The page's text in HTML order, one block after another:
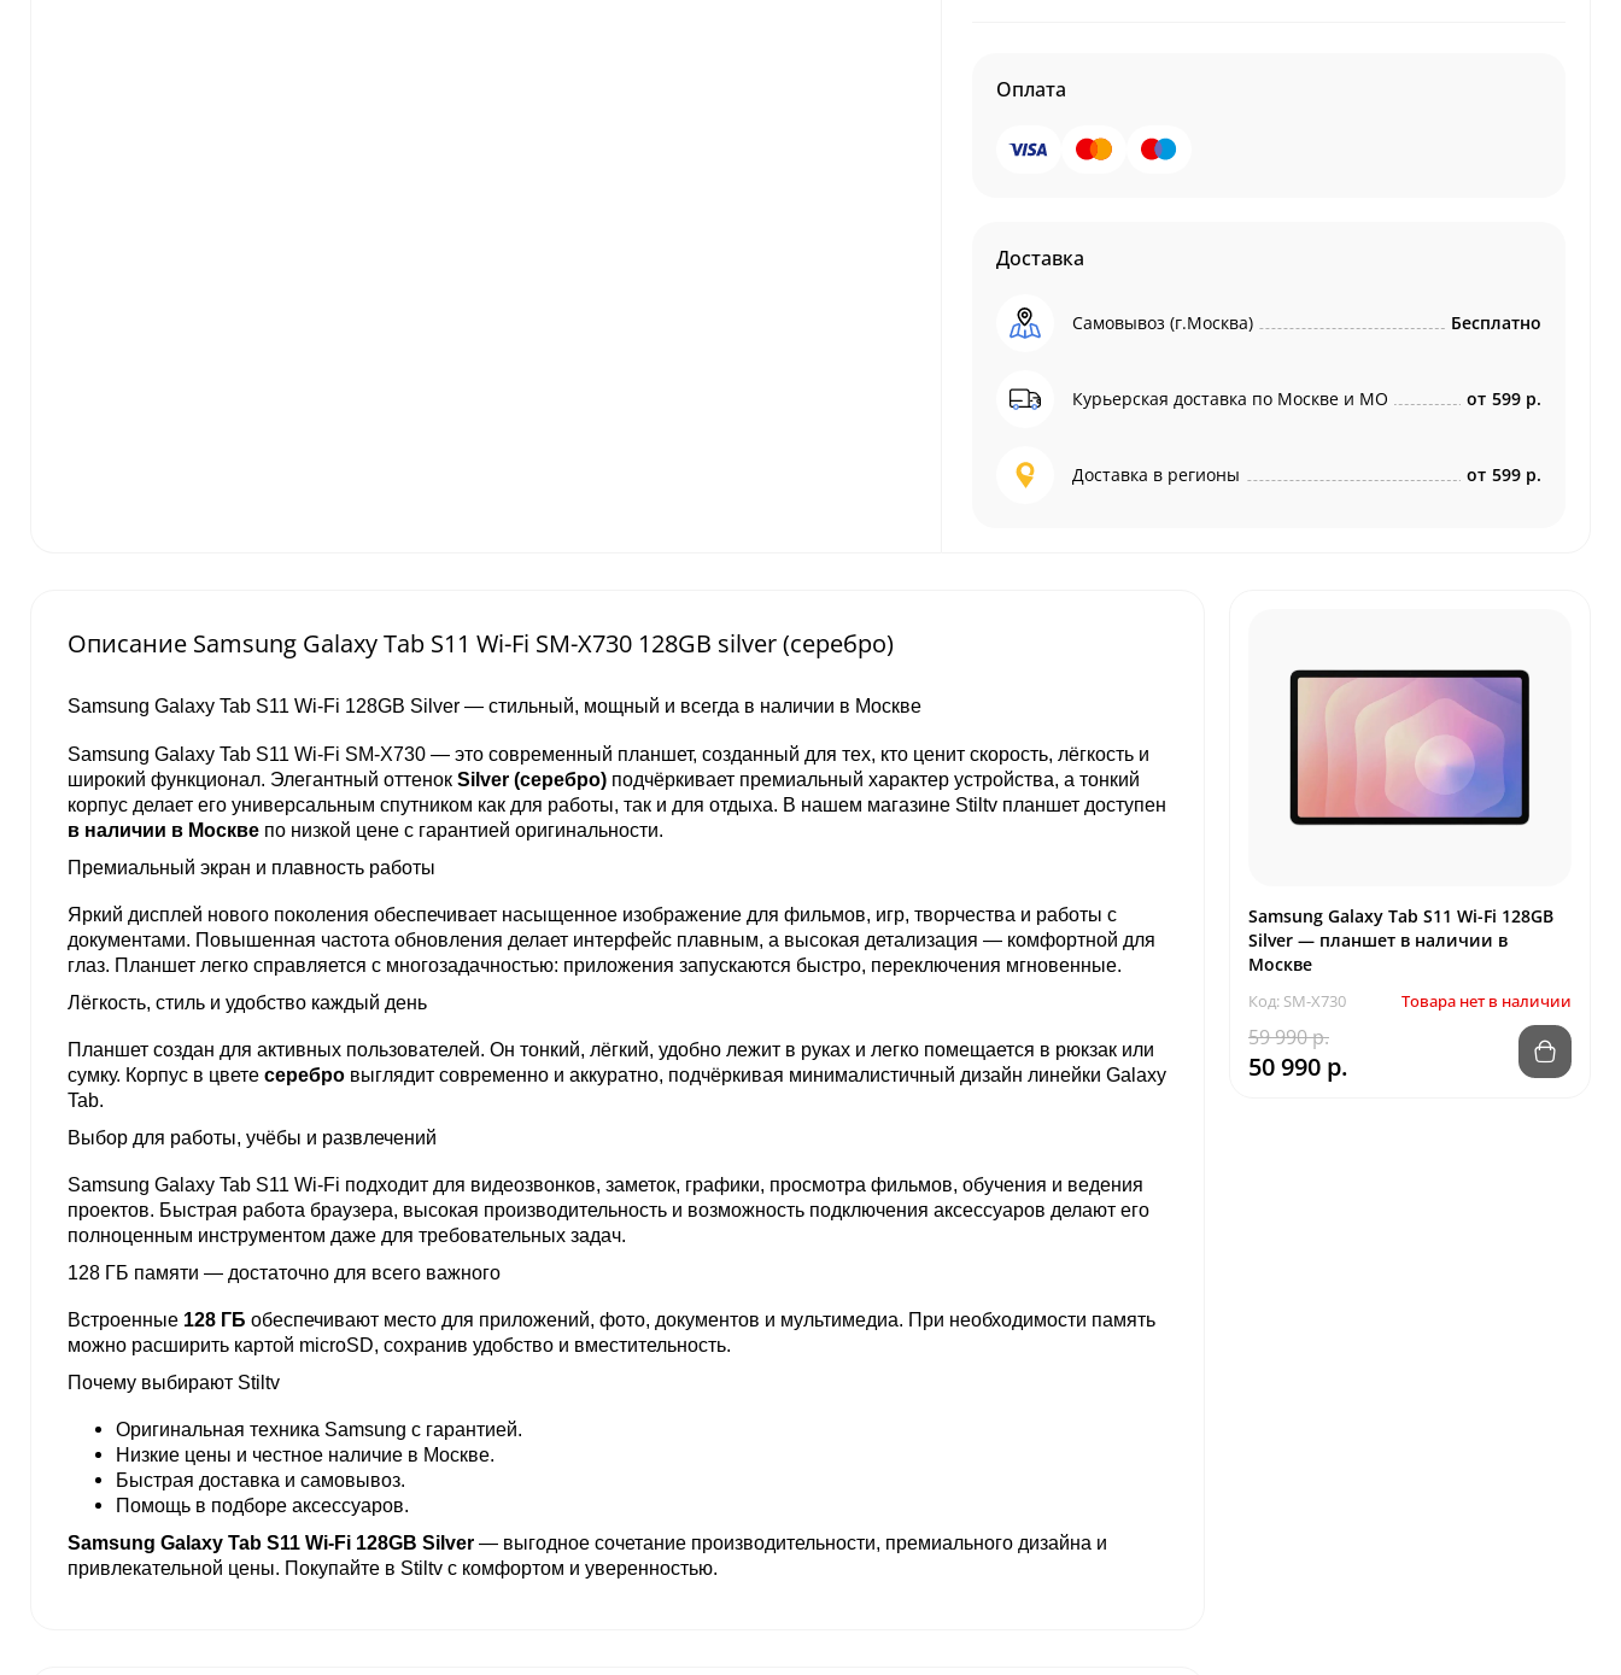
Оплата
Доставка
Самовывоз (г.Москва) Бесплатно
Курьерская доставка по Москве и МО от 599 р.
Доставка в регионы от 599 р.
Описание Samsung Galaxy Tab S11 Wi-Fi SM-X730 128GB silver (серебро)
Samsung Galaxy Tab S11 Wi-Fi 128GB Silver — стильный, мощный и всегда в наличии в Москве
Samsung Galaxy Tab S11 Wi-Fi SM-X730 — это современный планшет, созданный для тех, кто ценит скорость, лёгкость и
широкий функционал. Элегантный оттенок Silver (серебро) подчёркивает премиальный характер устройства, а тонкий
корпус делает его универсальным спутником как для работы, так и для отдыха. В нашем магазине Stiltv планшет доступен
в наличии в Москве по низкой цене с гарантией оригинальности.
Премиальный экран и плавность работы
Яркий дисплей нового поколения обеспечивает насыщенное изображение для фильмов, игр, творчества и работы с
документами. Повышенная частота обновления делает интерфейс плавным, а высокая детализация — комфортной для
глаз. Планшет легко справляется с многозадачностью: приложения запускаются быстро, переключения мгновенные.
Лёгкость, стиль и удобство каждый день
Планшет создан для активных пользователей. Он тонкий, лёгкий, удобно лежит в руках и легко помещается в рюкзак или
сумку. Корпус в цвете серебро выглядит современно и аккуратно, подчёркивая минималистичный дизайн линейки Galaxy
Tab.
Выбор для работы, учёбы и развлечений
Samsung Galaxy Tab S11 Wi-Fi подходит для видеозвонков, заметок, графики, просмотра фильмов, обучения и ведения
проектов. Быстрая работа браузера, высокая производительность и возможность подключения аксессуаров делают его
полноценным инструментом даже для требовательных задач.
128 ГБ памяти — достаточно для всего важного
Встроенные 128 ГБ обеспечивают место для приложений, фото, документов и мультимедиа. При необходимости память
можно расширить картой microSD, сохранив удобство и вместительность.
Почему выбирают Stiltv
Оригинальная техника Samsung с гарантией.
Низкие цены и честное наличие в Москве.
Быстрая доставка и самовывоз.
Помощь в подборе аксессуаров.
Samsung Galaxy Tab S11 Wi-Fi 128GB Silver — выгодное сочетание производительности, премиального дизайна и
привлекательной цены. Покупайте в Stiltv с комфортом и уверенностью.
Samsung Galaxy Tab S11 Wi-Fi 128GB
Silver — планшет в наличии в
Москве
Код: SM-X730 Товара нет в наличии
59 990 р.
50 990 р.